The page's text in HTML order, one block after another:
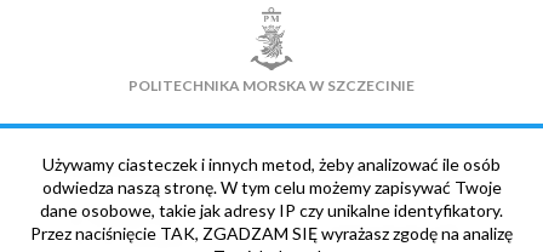
POLITECHNIKA MORSKA W SZCZECINIE
Centrum Eksploatacji Obiektów Pływających
ul. Dębogórska 12
71-717Szczecin
DANE KONTAKTOWE
Używamy ciasteczek i innych metod, żeby analizować ile osób
odwiedza naszą stronę. W tym celu możemy zapisywać Twoje
dane osobowe, takie jak adresy IP czy unikalne identyfikatory.
Przez naciśnięcie TAK, ZGADZAM SIĘ wyrażasz zgodę na analizę